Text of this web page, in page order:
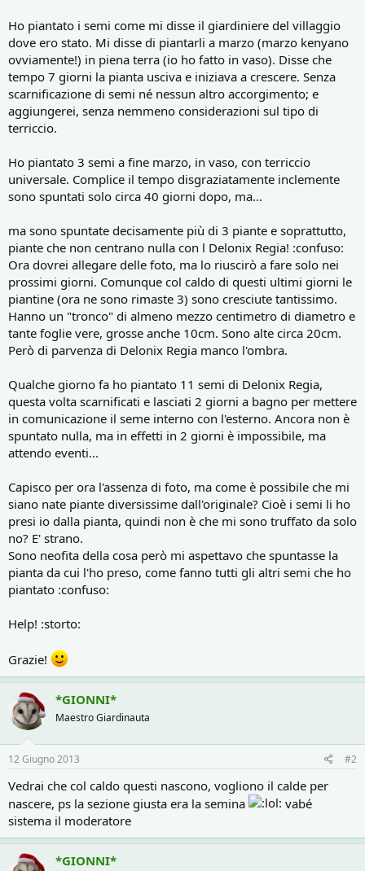
Ho piantato i semi come mi disse il giardiniere del villaggio
dove ero stato. Mi disse di piantarli a marzo (marzo kenyano
ovviamente!) in piena terra (io ho fatto in vaso). Disse che
tempo 7 giorni la pianta usciva e iniziava a crescere. Senza
scarnificazione di semi né nessun altro accorgimento; e
aggiungerei, senza nemmeno considerazioni sul tipo di
terriccio.
Ho piantato 3 semi a fine marzo, in vaso, con terriccio
universale. Complice il tempo disgraziatamente inclemente
sono spuntati solo circa 40 giorni dopo, ma...
ma sono spuntate decisamente più di 3 piante e soprattutto,
piante che non centrano nulla con l Delonix Regia! :confuso:
Ora dovrei allegare delle foto, ma lo riuscirò a fare solo nei
prossimi giorni. Comunque col caldo di questi ultimi giorni le
piantine (ora ne sono rimaste 3) sono cresciute tantissimo.
Hanno un "tronco" di almeno mezzo centimetro di diametro e
tante foglie vere, grosse anche 10cm. Sono alte circa 20cm.
Però di parvenza di Delonix Regia manco l'ombra.
Qualche giorno fa ho piantato 11 semi di Delonix Regia,
questa volta scarnificati e lasciati 2 giorni a bagno per mettere
in comunicazione il seme interno con l'esterno. Ancora non è
spuntato nulla, ma in effetti in 2 giorni è impossibile, ma
attendo eventi...
Capisco per ora l'assenza di foto, ma come è possibile che mi
siano nate piante diversissime dall'originale? Cioè i semi li ho
presi io dalla pianta, quindi non è che mi sono truffato da solo
no? E' strano.
Sono neofita della cosa però mi aspettavo che spuntasse la
pianta da cui l'ho preso, come fanno tutti gli altri semi che ho
piantato :confuso:
Help! :storto:
Grazie!
*GIONNI*
Maestro Giardinauta
12 Giugno 2013 #2
Vedrai che col caldo questi nascono, vogliono il calde per
nascere, ps la sezione giusta era la semina
vabé
sistema il moderatore
*GIONNI*